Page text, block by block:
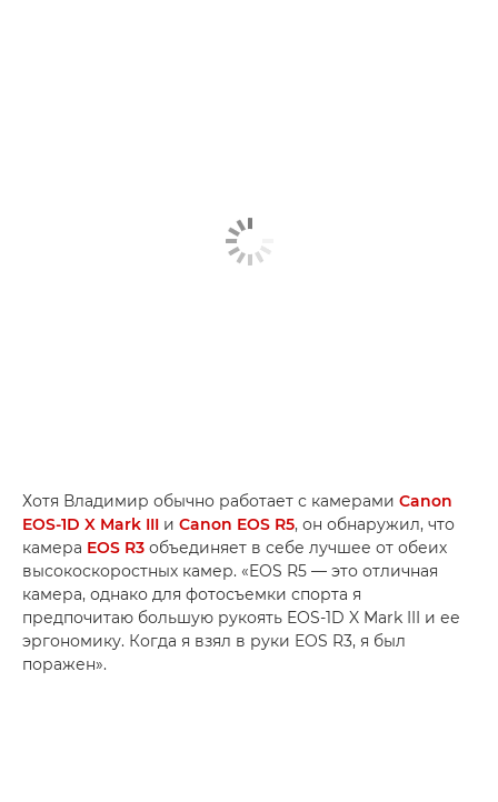
Хотя Владимир обычно работает с камерами Canon
EOS-1D X Mark III и Canon EOS R5, он обнаружил, что
камера EOS R3 объединяет в себе лучшее от обеих
высокоскоростных камер. «EOS R5 — это отличная
камера, однако для фотосъемки спорта я
предпочитаю большую рукоять EOS-1D X Mark III и ее
эргономику. Когда я взял в руки EOS R3, я был
поражен».